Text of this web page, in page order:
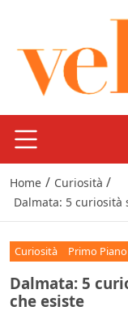
Home / Curiosità /
Dalmata: 5 curiosità
Curiosità Primo Piano
Dalmata: 5
che esiste